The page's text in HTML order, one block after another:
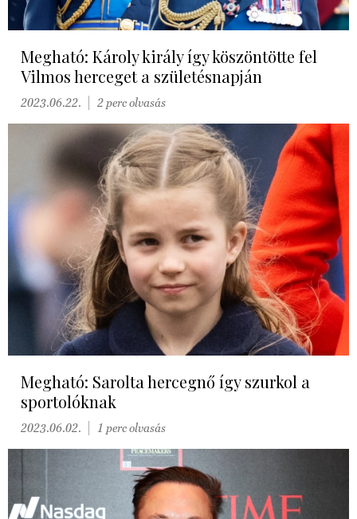
Megható: Károly király így köszöntötte fel
Vilmos herceget a születésnapján
2023.06.22. 2 perc olvasás
Megható: Sarolta hercegnő így szurkol a
sportolóknak
2023.06.02. 1 perc olvasás